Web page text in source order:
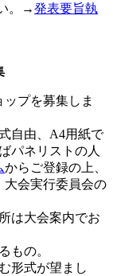
。→発表要旨執
プを募集しま
自由、A4用紙で
パネリストの人
からご登録の上、
大会実行委員会の
は大会案内でお
もの。
形式が望まし